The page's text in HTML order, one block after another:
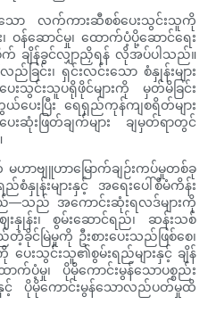
န်သော လက်ကားဆီစစ်ပေးသွင်းသူကို
န်ဆောင်မှု၊ ထောက်ပံ့ပို့ဆောင်ရေး
ျိန်ခွင်လျှာညှိရန် လိုအပ်ပါသည်။
ြင်း၊ ရှင်းလင်းသော စံနှုန်းများ
သွင်းသူပရိုဖိုင်များကို မှတ်မိခြင်း
ေးပြီး ရေရှည်ကုန်ကျစရိတ်များ
းဖြတ်ချက်များ ချမှတ်ရာတွင်
ာဗျူဟာမြောက်ချဉ်းကပ်မှုတစ်ခု
နှုန်းများနှင့် အရေးပေါ်စီမံကိန်း
သည် အကောင်းဆုံးရလဒ်များကို
န်း၊ စွမ်းဆောင်ရည်၊ ဆန်းသစ်
ြဲမှုကို ဦးစားပေးသည်ဖြစ်စေ၊
းသွင်းသူ၏စွမ်းရည်များနှင့် ချိန်
ပံ့မှု၊ ပိုမိုကောင်းမွန်သောပစ္စည်း
င့် ပိုမိုကောင်းမွန်သောလည်ပတ်မှုထိ